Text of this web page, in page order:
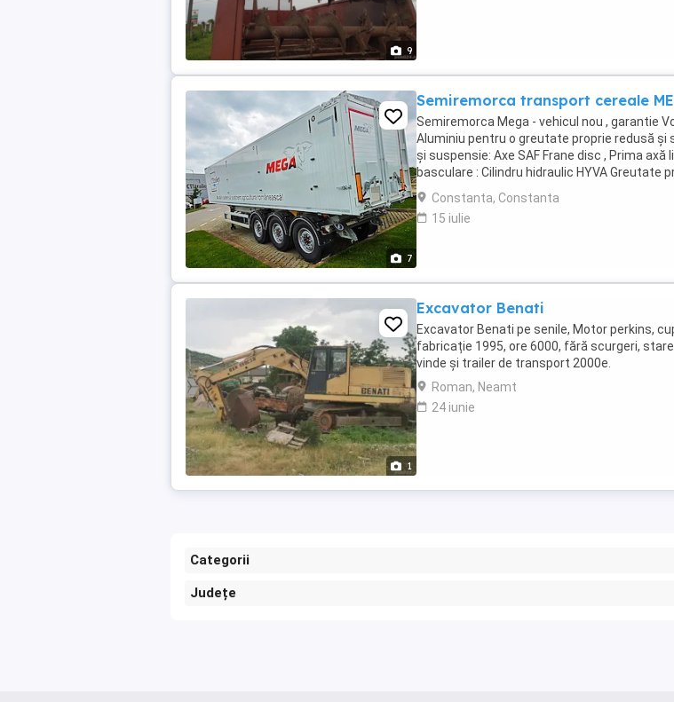
9
7
Semiremorca transport cereale
Semiremorca Mega - vehicul nou , garantie
Aluminiu pentru o greutate proprie redusă și
și suspensie: Axe SAF Frane disc , Prima
basculare : Cilindru hidraulic HYVA Greutate
(permite o încărcare ...
Constanta, Constanta
15 iulie
1
Excavator Benati
Excavator Benati pe senile, Motor perkins,
fabricație 1995, ore 6000, fără scurgeri,
vinde și trailer de transport 2000e.
Roman, Neamt
24 iunie
Categorii
Județe